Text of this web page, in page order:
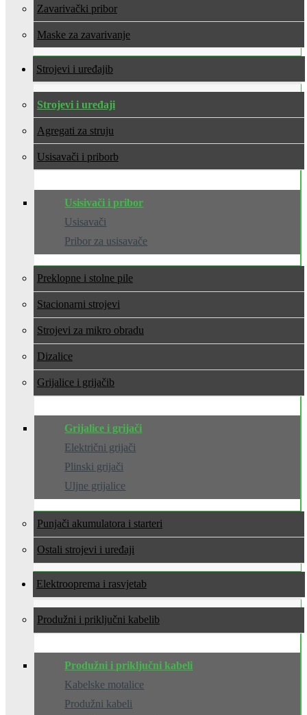
Zavarivački pribor
Maske za zavarivanje
Strojevi i uređaji
Strojevi i uređaji
Agregati za struju
Usisavači i pribor
Usisivači i pribor
Usisavači
Pribor za usisavače
Preklopne i stolne pile
Stacionarni strojevi
Strojevi za mikro obradu
Dizalice
Grijalice i grijači
Grijalice i grijači
Električni grijači
Plinski grijači
Uljne grijalice
Punjači akumulatora i starteri
Ostali strojevi i uređaji
Elektrooprema i rasvjeta
Produžni i priključni kabeli
Produžni i priključni kabeli
Kabelske motalice
Produžni kabeli